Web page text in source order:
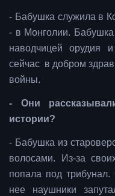
- Бабушка служила в
- в Монголии.
наводчицей орудия
сейчас в добром
войны.
- Они
истории?
- Бабушка из
волосами. Из-за
попала под
нее наушники